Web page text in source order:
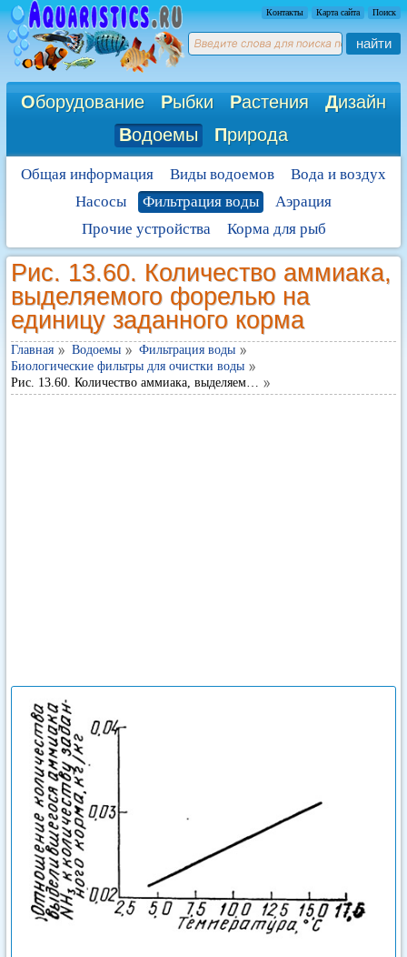
Контакты Карта сайта Поиск
найти
Оборудование Рыбки Растения Дизайн
Водоемы Природа
Общая информация Виды водоемов
Вода и воздух
Насосы
Фильтрация воды
Аэрация
Прочие устройства
Корма для рыб
Рис. 13.60. Количество аммиака,
выделяемого форелью на
единицу заданного корма
Главная Водоемы
Фильтрация воды
Биологические фильтры для очистки воды
Рис. 13.60. Количество аммиака, выделяем…